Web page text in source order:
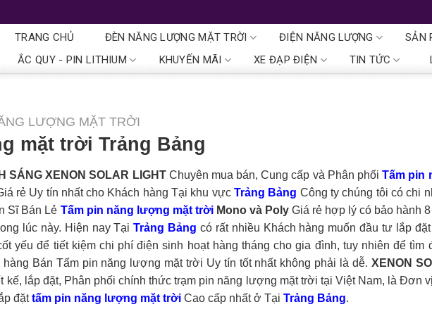
TRANG CHỦ
ĐÈN NĂNG LƯỢNG MẶT TRỜI ĐIỆN NĂNG LƯỢNG
SẢN
ẮC QUY - PIN LITHIUM
KHUYẾN MÃI XE ĐẠP ĐIỆN TIN TỨC
LƯỢNG MẶT TRỜI
mặt trời Trảng Bảng
SÁNG XENON SOLAR LIGHTChuyên mua bán, Cung cấp và Phân phốiTấm pin
rẻ Uy tín nhất cho Khách hàng Tại khu vực Trảng Bảng Công ty chúng tôi có chi
Sĩ Bán Lẻ Tấm pin năng lượng mặt trờiMono và PolyGiá rẻ hợp lý có bảo hành
lúc này. Hiện nay TạiTrảng Bảng có rất nhiều Khách hàng muốn đầu tư lắp đặt
yếu để tiết kiệm chi phí điện sinh hoạt hàng tháng cho gia đình, tuy nhiên để tìm
Bán Tấm pin năng lượng mặt trời Uy tín tốt nhất không phải là dễ. XENON
kế, lắp đặt, Phân phối chính thức trạm pin năng lượng mặt trời tại Việt Nam, là Đơn
đặttấm pin năng lượng mặt trời Cao cấp nhất ở Tại Trảng Bảng.